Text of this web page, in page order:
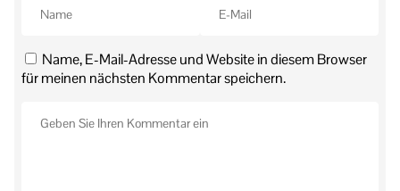
Name, E-Mail-Adresse und Website in diesem Browser
für meinen nächsten Kommentar speichern.